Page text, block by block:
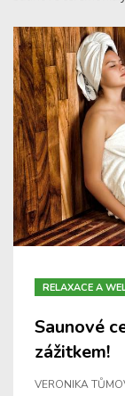
RELAXACE A
Saunové
zážitkem!
VERONIKA